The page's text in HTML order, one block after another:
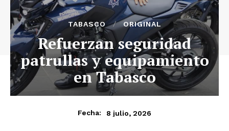
TABASCO ORIGINAL
Refuerzan seguridad
patrullas y equipamiento
en Tabasco
Fecha: 8 julio, 2026